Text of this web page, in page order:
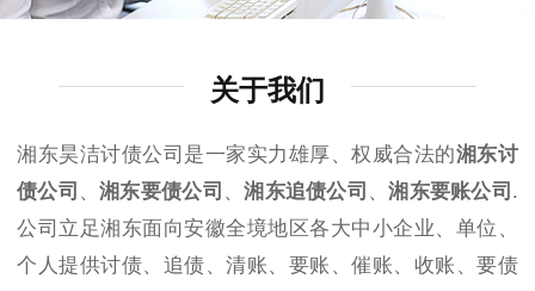
关于我们
湘东昊洁讨债公司是一家实力雄厚、权威合法的湘东讨
债公司 、湘东要债公司 、湘东追债公司 、湘东要账公司 .
公司立足湘东面向安徽全境地区各大中小企业、单位、
个人提供讨债、追债、清账、要账、催账、收账、要债